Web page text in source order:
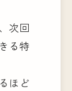
次回
る特
ほど